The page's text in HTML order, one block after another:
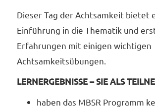
Dieser Tag der Achtsamkeit bietet
Einführung in die Thematik und
Erfahrungen mit einigen wichtigen
Achtsamkeitsübungen.
LERNERGEBNISSE – SIE ALS
haben das MBSR Programm